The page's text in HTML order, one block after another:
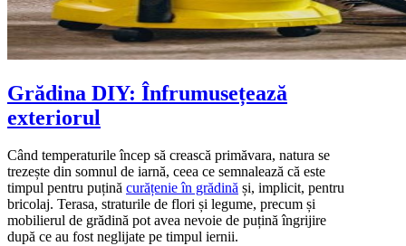
Grădina DIY: Înfrumusețează
exteriorul
Când temperaturile încep să crească primăvara, natura se
trezește din somnul de iarnă, ceea ce semnalează că este
timpul pentru puțină curățenie în grădină și, implicit, pentru
bricolaj. Terasa, straturile de flori și legume, precum și
mobilierul de grădină pot avea nevoie de puțină îngrijire
după ce au fost neglijate pe timpul iernii.